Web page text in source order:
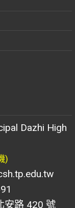
Dazhi High
)
安路 420 號